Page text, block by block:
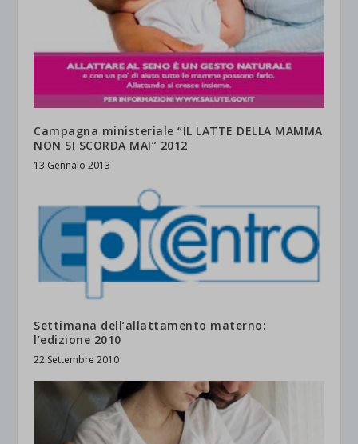
Campagna ministeriale “IL LATTE DELLA MAMMA
NON SI SCORDA MAI” 2012
13 Gennaio 2013
Settimana dell’allattamento materno:
l’edizione 2010
22 Settembre 2010